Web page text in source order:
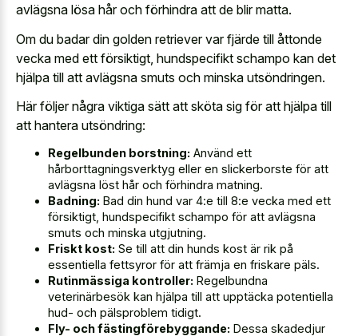
avlägsna lösa hår och förhindra att de blir matta.
Om du badar din golden retriever var fjärde till åttonde
vecka med ett försiktigt, hundspecifikt schampo kan det
hjälpa till att avlägsna smuts och minska utsöndringen.
Här följer några viktiga sätt att sköta sig för att hjälpa till
att hantera utsöndring:
Regelbunden borstning: Använd ett
hårborttagningsverktyg eller en slickerborste för att
avlägsna löst hår och förhindra matning.
Badning: Bad din hund var 4:e till 8:e vecka med ett
försiktigt, hundspecifikt schampo för att avlägsna
smuts och minska utgjutning.
Friskt kost: Se till att din hunds kost är rik på
essentiella fettsyror för att främja en friskare päls.
Rutinmässiga kontroller: Regelbundna
veterinärbesök kan hjälpa till att upptäcka potentiella
hud- och pälsproblem tidigt.
Fly- och fästingförebyggande: Dessa skadedjur